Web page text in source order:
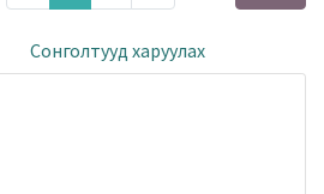
Сонголтууд харуулах